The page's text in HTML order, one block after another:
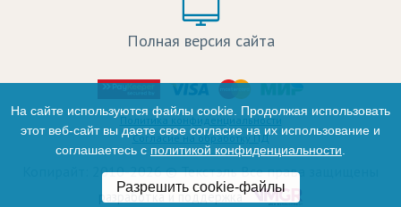
Полная версия сайта
Политика конфиденциальности
Согласие на обработку ПД
Копирайт: 2010-2026 © Текстэль Все права защищены
разработка и поддержка
-
На сайте используются файлы cookie. Продолжая использовать
этот веб-сайт вы даете свое согласие на их использование и
соглашаетесь с политикой конфиденциальности
Разрешить cookie-файлы